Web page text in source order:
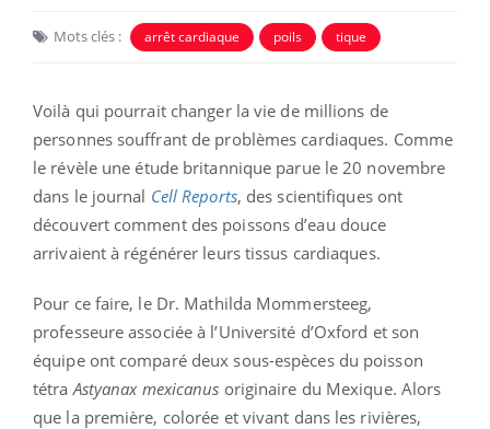
Mots clés : arrêt cardiaque poils tique
Voilà qui pourrait changer la vie de millions de
personnes souffrant de problèmes cardiaques. Comme
le révèle une étude britannique parue le 20 novembre
dans le journal Cell Reports, des scientifiques ont
découvert comment des poissons d’eau douce
arrivaient à régénérer leurs tissus cardiaques.
Pour ce faire, le Dr. Mathilda Mommersteeg,
professeure associée à l’Université d’Oxford et son
équipe ont comparé deux sous-espèces du poisson
tétra Astyanax mexicanus originaire du Mexique. Alors
que la première, colorée et vivant dans les rivières,